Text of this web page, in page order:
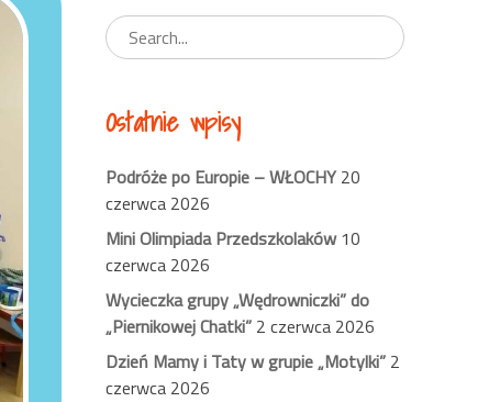
Ostatnie wpisy
Podróże po Europie – WŁOCHY 20
czerwca 2026
Mini Olimpiada Przedszkolaków 10
czerwca 2026
Wycieczka grupy „Wędrowniczki” do
„Piernikowej Chatki” 2 czerwca 2026
Dzień Mamy i Taty w grupie „Motylki” 2
czerwca 2026